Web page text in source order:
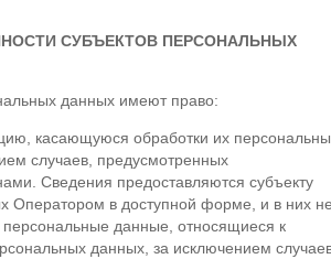
СУБЪЕКТОВ ПЕРСОНАЛЬНЫХ
данных имеют право:
касающуюся обработки их
случаев, предусмотренных
Сведения предоставляются субъекту
Оператором в доступной форме, и в них
данные, относящиеся к
данных, за исключением